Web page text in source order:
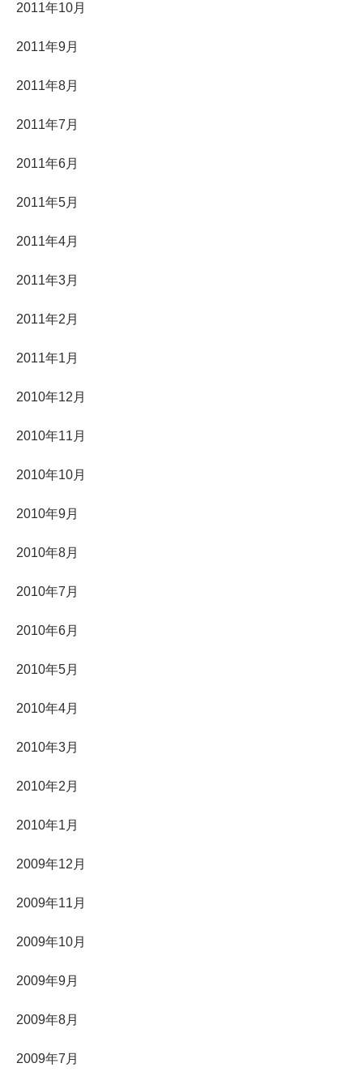
2011年10月
2011年9月
2011年8月
2011年7月
2011年6月
2011年5月
2011年4月
2011年3月
2011年2月
2011年1月
2010年12月
2010年11月
2010年10月
2010年9月
2010年8月
2010年7月
2010年6月
2010年5月
2010年4月
2010年3月
2010年2月
2010年1月
2009年12月
2009年11月
2009年10月
2009年9月
2009年8月
2009年7月